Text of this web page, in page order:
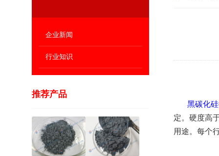
企业新闻
行业知识
推荐产品
黑碳化
定。硬度高
用途。每个